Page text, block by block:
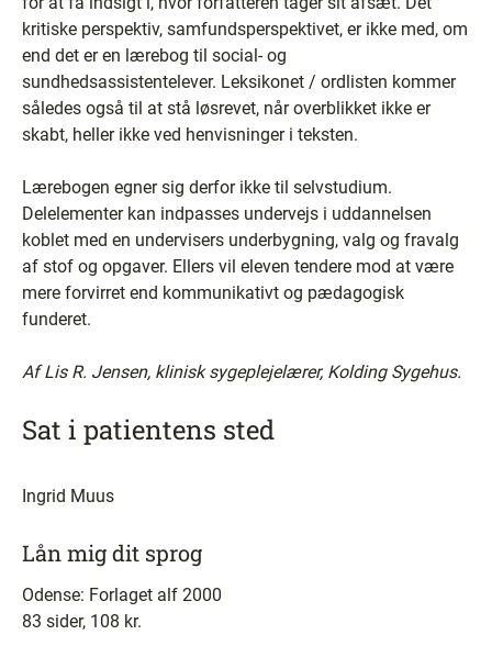
kritiske perspektiv, samfundsperspektivet, er ikke med, om
end det er en lærebog til social- og
sundhedsassistentelever. Leksikonet / ordlisten kommer
således også til at stå løsrevet, når overblikket ikke er
skabt, heller ikke ved henvisninger i teksten.
Lærebogen egner sig derfor ikke til selvstudium.
Delelementer kan indpasses undervejs i uddannelsen
koblet med en undervisers underbygning, valg og fravalg
af stof og opgaver. Ellers vil eleven tendere mod at være
mere forvirret end kommunikativt og pædagogisk
funderet.
Af Lis R. Jensen, klinisk sygeplejelærer, Kolding Sygehus.
Sat i patientens sted
Ingrid Muus
Lån mig dit sprog
Odense: Forlaget alf 2000
83 sider, 108 kr.